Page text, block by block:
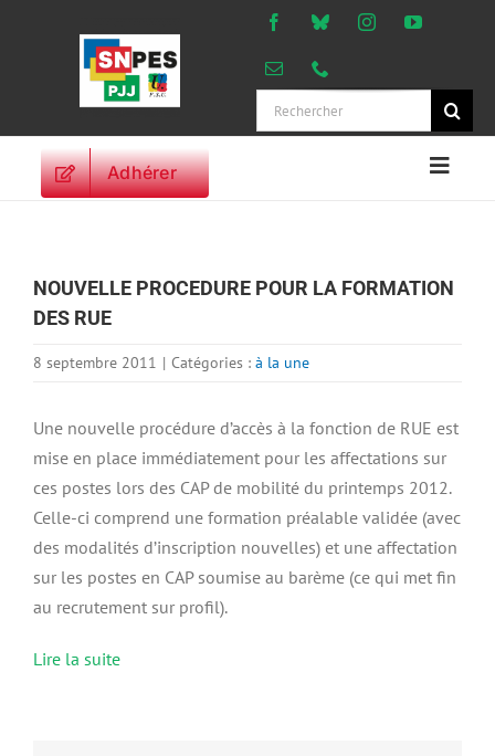
Rechercher:
Adhérer
ORIENTATIONS
VIE SYNDICALE
PUBLICATIONS
NOUVELLE PROCEDURE POUR LA FORMATION
DES RUE
8 septembre 2011 | Catégories : à la une
Une nouvelle procédure d’accès à la fonction de RUE est
mise en place immédiatement pour les affectations sur
ces postes lors des CAP de mobilité du printemps 2012.
Celle-ci comprend une formation préalable validée (avec
des modalités d’inscription nouvelles) et une affectation
sur les postes en CAP soumise au barème (ce qui met fin
au recrutement sur profil).
Lire la suite